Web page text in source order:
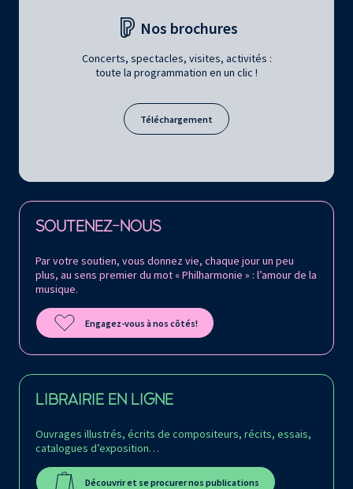
Nos brochures
Concerts, spectacles, visites, activités :
toute la programmation en un clic !
Téléchargement
SOUTENEZ-NOUS
Par votre soutien, vous donnez vie, chaque jour un peu
plus, au sens premier du mot « Philharmonie » : l’amour de la
musique.
Engagez-vous à nos côtés!
LIBRAIRIE EN LIGNE
Ouvrages illustrés, écrits de compositeurs, récits, essais,
catalogues d’exposition…
Découvrir et se procurer nos publications
Retrouvez la Philharmonie de Paris sur